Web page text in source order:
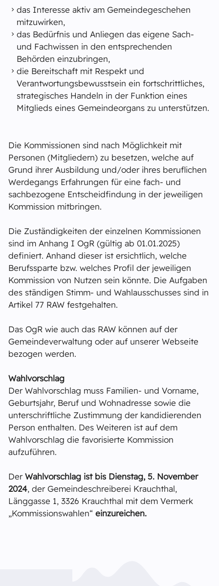
das Interesse aktiv am Gemeindegeschehen
mitzuwirken,
das Bedürfnis und Anliegen das eigene Sach-
und Fachwissen in den entsprechenden
Behörden einzubringen,
die Bereitschaft mit Respekt und
Verantwortungsbewusstsein ein fortschrittliches,
strategisches Handeln in der Funktion eines
Mitglieds eines Gemeindeorgans zu unterstützen.
Die Kommissionen sind nach Möglichkeit mit
Personen (Mitgliedern) zu besetzen, welche auf
Grund ihrer Ausbildung und/oder ihres beruflichen
Werdegangs Erfahrungen für eine fach- und
sachbezogene Entscheidfindung in der jeweiligen
Kommission mitbringen.
Die Zuständigkeiten der einzelnen Kommissionen
sind im Anhang I OgR (gültig ab 01.01.2025)
definiert. Anhand dieser ist ersichtlich, welche
Berufssparte bzw. welches Profil der jeweiligen
Kommission von Nutzen sein könnte. Die Aufgaben
des ständigen Stimm- und Wahlausschusses sind in
Artikel 77 RAW festgehalten.
Das OgR wie auch das RAW können auf der
Gemeindeverwaltung oder auf unserer Webseite
bezogen werden.
Wahlvorschlag
Der Wahlvorschlag muss Familien- und Vorname,
Geburtsjahr, Beruf und Wohnadresse sowie die
unterschriftliche Zustimmung der kandidierenden
Person enthalten. Des Weiteren ist auf dem
Wahlvorschlag die favorisierte Kommission
aufzuführen.
DerWahlvorschlag ist bis Dienstag, 5. November
2024, der Gemeindeschreiberei Krauchthal,
Länggasse 1, 3326 Krauchthal mit dem Vermerk
„Kommissionswahlen“ einzureichen.